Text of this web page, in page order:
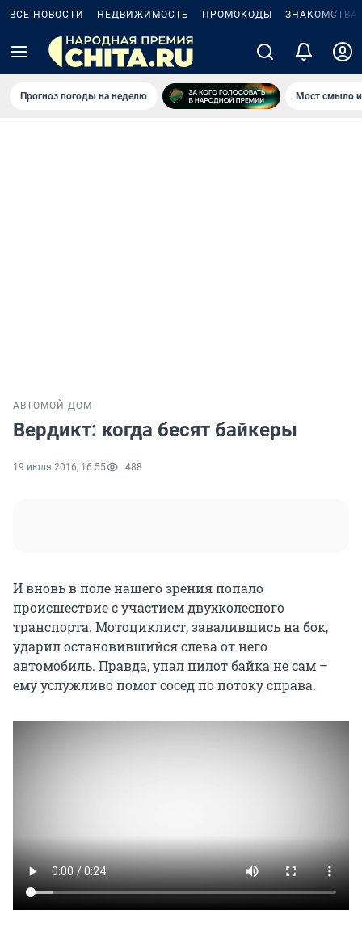
ВСЕ НОВОСТИ НЕДВИЖИМОСТЬ ПРОМОКОДЫ ЗНАКОМСТВА
Прогноз погоды на неделю Мост смыло
АВТО МОЙ ДОМ
Вердикт: когда бесят байкеры
19 июля 2016, 16:55 488
И вновь в поле нашего зрения попало
происшествие с участием двухколесного
транспорта. Мотоциклист, завалившись на бок,
ударил остановившийся слева от него
автомобиль. Правда, упал пилот байка не сам –
ему услужливо помог сосед по потоку справа.